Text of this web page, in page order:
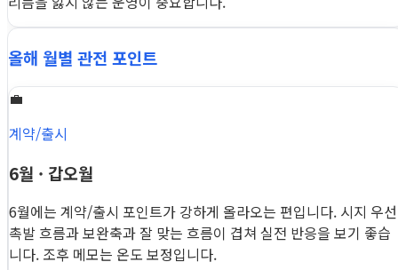
올해 월별 관전 포인트
💼
계약/출시
6월 · 갑오월
6월에는 계약/출시 포인트가 강하게 올라오는 편입니다. 시지 우선
촉발 흐름과 보완축과 잘 맞는 흐름이 겹쳐 실전 반응을 보기 좋습
니다. 조후 메모는 온도 보정입니다.